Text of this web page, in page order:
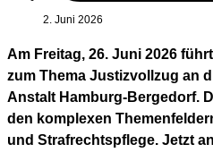
2. Juni 2026
Am Freitag, 26. Juni 2026
zum Thema Justizvollzug an
Anstalt Hamburg-Bergedorf.
den komplexen
und Strafrechtspflege. Jetzt